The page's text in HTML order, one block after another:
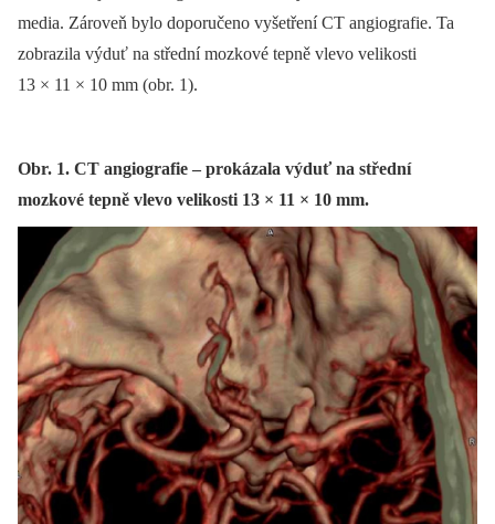
media. Zároveň bylo doporučeno vyšetření CT angiografie. Ta
zobrazila výduť na střední mozkové tepně vlevo velikosti
13 × 11 × 10 mm (obr. 1).
Obr. 1. CT angiografie – prokázala výduť na střední
mozkové tepně vlevo velikosti 13 × 11 × 10 mm.